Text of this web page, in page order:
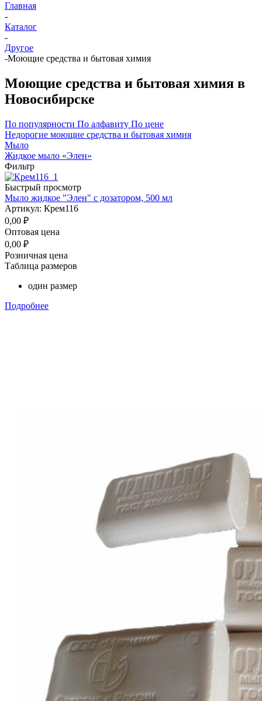
Главная
-
Каталог
-
Другое
-Моющие средства и бытовая химия
Моющие средства и бытовая химия в
Новосибирске
По популярности По алфавиту По цене
Недорогие моющие средства и бытовая химия
Мыло
Жидкое мыло «Элен»
Фильтр
Быстрый просмотр
Мыло жидкое "Элен" с дозатором, 500 мл
Артикул: Крем116
0,00 ₽
Оптовая цена
0,00 ₽
Розничная цена
Таблица размеров
один размер
Подробнее